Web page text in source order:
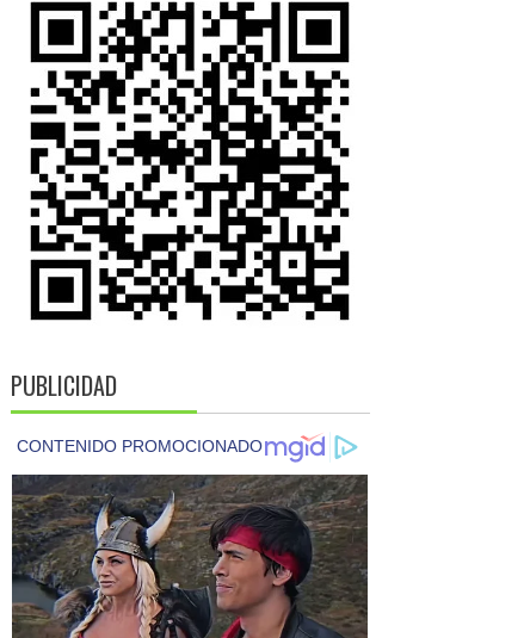
PUBLICIDAD